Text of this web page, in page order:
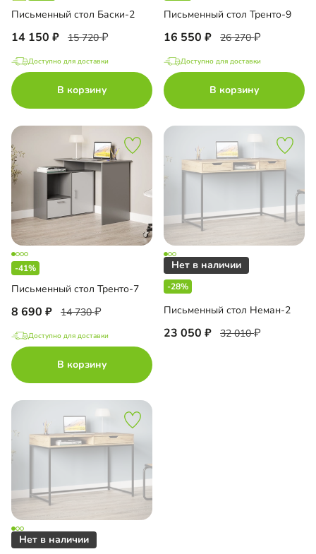
Письменный стол Баски-2
14 150 15 720
Доступно для доставки
В корзину
Письменный стол Тренто-9
16 550 26 270
Доступно для доставки
В корзину
-41%
Письменный стол Тренто-7
8 690 14 730
Доступно для доставки
В корзину
-28%
Письменный стол Неман-2
23 050 32 010